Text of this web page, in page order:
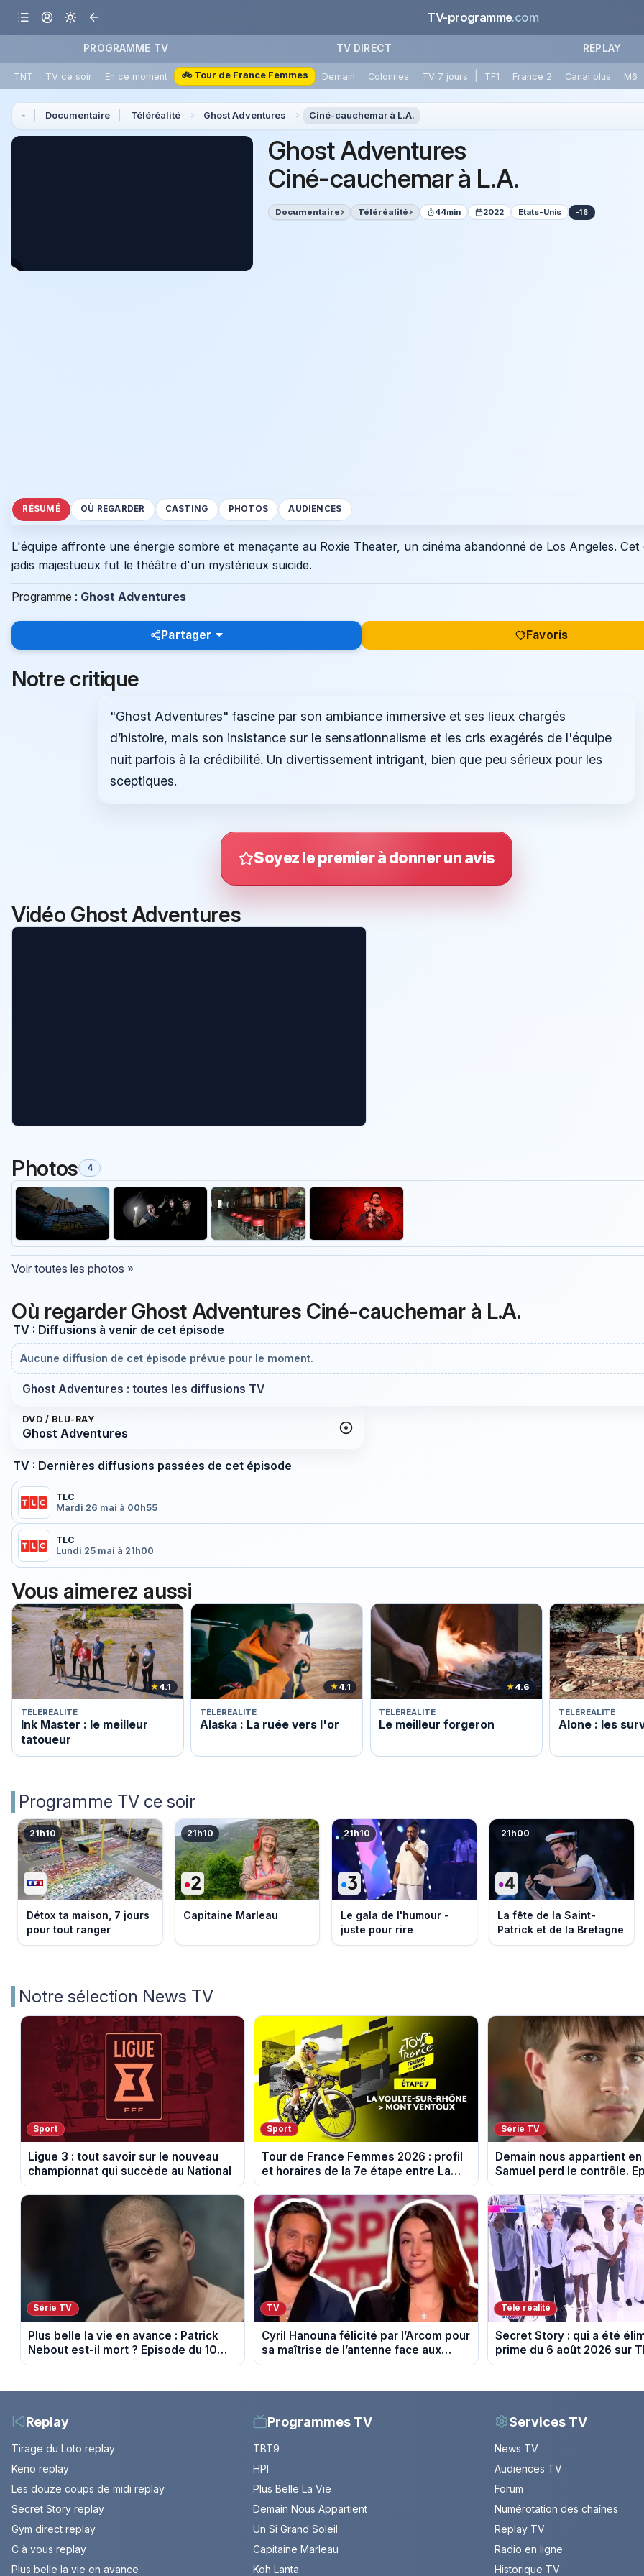
TV-programme.com
PROGRAMME TV TV DIRECT REPLAY
TNT TV ce soir En ce moment 🚲 Tour de France Femmes Demain Colonnes TV 7 jours TF1 France 2 Canal plus M6
Documentaire Téléréalité Ghost Adventures Ciné-cauchemar à L.A.
Ghost Adventures
Ciné-cauchemar à L.A.
Documentaire Téléréalité 44min 2022 Etats-Unis -16
RÉSUMÉ OÙ REGARDER CASTING PHOTOS AUDIENCES
L'équipe affronte une énergie sombre et menaçante au Roxie Theater, un cinéma abandonné de Los Angeles. Cet
jadis majestueux fut le théâtre d'un mystérieux suicide.
Programme : Ghost Adventures
Partager Favoris
Notre critique
"Ghost Adventures" fascine par son ambiance immersive et ses lieux chargés
d’histoire, mais son insistance sur le sensationnalisme et les cris exagérés de l'équipe
nuit parfois à la crédibilité. Un divertissement intrigant, bien que peu sérieux pour les
sceptiques.
Soyez le premier à donner un avis
Vidéo Ghost Adventures
Photos 4
Voir toutes les photos »
Où regarder Ghost Adventures Ciné-cauchemar à L.A.
TV : Diffusions à venir de cet épisode
Aucune diffusion de cet épisode prévue pour le moment.
Ghost Adventures : toutes les diffusions TV
DVD / BLU-RAY
Ghost Adventures
TV : Dernières diffusions passées de cet épisode
TLC
Mardi 26 mai à 00h55
TLC
Lundi 25 mai à 21h00
Vous aimerez aussi
★4.1
TÉLÉRÉALITÉ
Ink Master : le meilleur
tatoueur
★4.1
TÉLÉRÉALITÉ
Alaska : La ruée vers l'or
★4.6
TÉLÉRÉALITÉ
Le meilleur forgeron
TÉLÉRÉALITÉ
Alone : les
Programme TV ce soir
21h10
Détox ta maison, 7 jours
pour tout ranger
21h10
Capitaine Marleau
21h10
Le gala de l'humour -
juste pour rire
21h00
La fête de la Saint-
Patrick et de la Bretagne
Notre sélection News TV
Sport
Ligue 3 : tout savoir sur le nouveau
championnat qui succède au National
Sport
Tour de France Femmes 2026 : profil
et horaires de la 7e étape entre La
Voulte-sur-Rhône et le Mont Ventoux
Série TV
Demain nous appartient
Samuel perd le contrôle.
10 août 2026.
Série TV
Plus belle la vie en avance : Patrick
Nebout est-il mort ? Episode du 10
août 2026 (spoiler)
TV
Cyril Hanouna félicité par l’Arcom pour
sa maîtrise de l’antenne face aux
propos de Delphine Wespiser sur le
Télé réalité
Secret Story : qui a été
prime du 6 août 2026 sur
Replay
Tirage du Loto replay
Keno replay
Les douze coups de midi replay
Secret Story replay
Gym direct replay
C à vous replay
Plus belle la vie en avance
Programmes TV
TBT9
HPI
Plus Belle La Vie
Demain Nous Appartient
Un Si Grand Soleil
Capitaine Marleau
Koh Lanta
Services TV
News TV
Audiences TV
Forum
Numérotation des chaînes
Replay TV
Radio en ligne
Historique TV